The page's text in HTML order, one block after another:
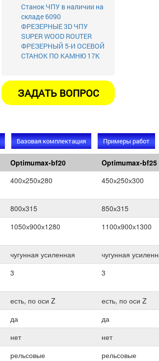
Станок ЧПУ в наличии на
складе 6090
ФРЕЗЕРНЫЕ 3D ЧПУ
SUPER WOOD ROUTER
ФРЕЗЕРНЫЙ 5-И ОСЕВОЙ
СТАНОК ПО КАМНЮ 17K
Базовая комплектация Примеры работ
Optimumax-bf20 Optimumax-bf25
Optimumax-bf20 Optimumax-bf25
400х250х280 450х250х300
800х315 850х315
1050х900х1280 1100х900х1300
чугунная усиленная чугунная
3 3
есть, по оси Z есть, по оси Z
да да
нет нет
рельсовые рельсовые